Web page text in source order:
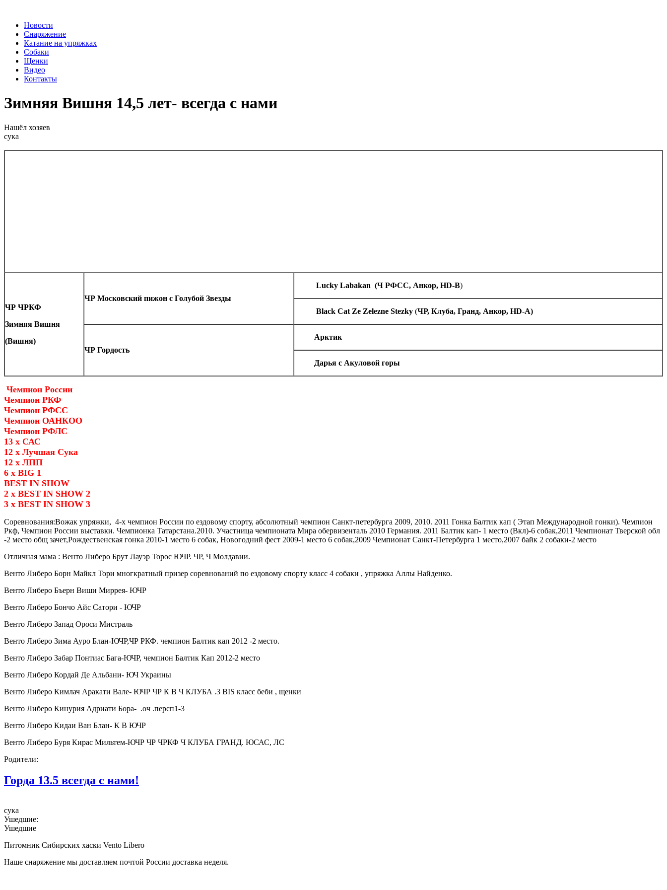
Новости
Снаряжение
Катание на упряжках
Собаки
Щенки
Видео
Контакты
Зимняя Вишня 14,5 лет- всегда с нами
Нашёл хозяев
сука
ЧР ЧРКФ
Зимняя Вишня
(Вишня)
ЧР Московский пижон с Голубой Звезды
Lucky Labakan (Ч РФСС, Анкор, HD-B)
Black Cat Ze Zelezne Stezky (ЧР, Клуба, Гранд, Анкор, HD-A)
ЧР Гордость
Арктик
Дарья с Акуловой горы
Чемпион России
Чемпион РКФ
Чемпион РФСС
Чемпион ОАНКОО
Чемпион РФЛС
13 х САС
12 х Лучшая Сука
12 х ЛПП
6 х BIG 1
BEST IN SHOW
2 x BEST IN SHOW 2
3 x BEST IN SHOW 3
Соревнования:Вожак упряжки, 4-х чемпион России по ездовому спорту, абсолютный чемпион Санкт-петербурга 2009, 2010. 2011 Гонка Балтик кап ( Этап Международной гонки). Чемпион
Ркф, Чемпион России выставки. Чемпионка Татарстана.2010. Участница чемпионата Мира обервизенталь 2010 Германия. 2011 Балтик кап- 1 место (Вкл)-6 собак,2011 Чемпионат Тверской обл
-2 место общ зачет,Рождественская гонка 2010-1 место 6 собак, Новогодний фест 2009-1 место 6 собак,2009 Чемпионат Санкт-Петербурга 1 место,2007 байк 2 собаки-2 место
Отличная мама : Венто Либеро Брут Лауэр Торос ЮЧР. ЧР, Ч Молдавии.
Венто Либеро Борн Майкл Тори многкратный призер соревнований по ездовому спорту класс 4 собаки , упряжка Аллы Найденко.
Венто Либеро Бъерн Виши Миррея- ЮЧР
Венто Либеро Бончо Айс Сатори - ЮЧР
Венто Либеро Запад Ороси Мистраль
Венто Либеро Зима Ауро Блан-ЮЧР,ЧР РКФ. чемпион Балтик кап 2012 -2 место.
Венто Либеро Забар Понтиас Бага-ЮЧР, чемпион Балтик Кап 2012-2 место
Венто Либеро Кордай Де Альбани- ЮЧ Украины
Венто Либеро Кимлач Аракати Вале- ЮЧР ЧР К В Ч КЛУБА .3 BIS класс беби , щенки
Венто Либеро Кинурия Адриати Бора- .оч .персп1-3
Венто Либеро Кидаи Ван Блан- К В ЮЧР
Венто Либеро Буря Кирас Мильтем-ЮЧР ЧР ЧРКФ Ч КЛУБА ГРАНД. ЮСАС, ЛС
Родители:
Горда 13.5 всегда с нами!
сука
Ушедшие:
Ушедшие
Питомник Сибирских хаски Vento Libero
Наше снаряжение мы доставляем почтой России доставка неделя.